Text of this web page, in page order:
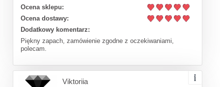
Ocena sklepu:
Ocena dostawy:
Dodatkowy komentarz:
Piękny zapach, zamówienie zgodne z oczekiwaniami,
polecam.
Viktoriia